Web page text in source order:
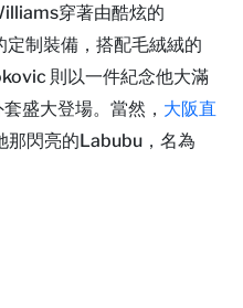
穿著由酷炫的
制裝備，搭配毛絨絨的
則以一件紀念他大滿
盛大登場。當然， 大阪直
那閃亮的Labubu，名為